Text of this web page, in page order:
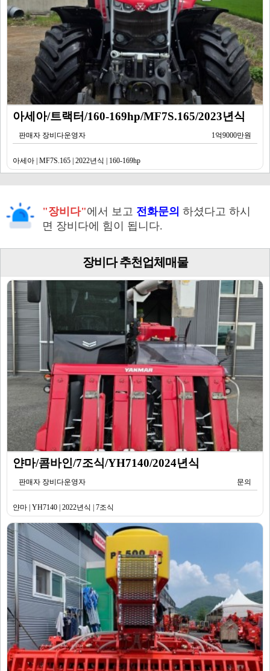
아세아/트랙터/160-169hp/MF7S.165/2023년식
판매자 장비다운영자 1억9000만원
아세아 | MF7S.165 | 2022년식 | 160-169hp
"장비다"에서 보고 전화문의 하셨다고 하시
면 장비다에 힘이 됩니다.
장비다 추천업체매물
얀마/콤바인/7조식/YH7140/2024년식
판매자 장비다운영자 문의
얀마 | YH7140 | 2022년식 | 7조식